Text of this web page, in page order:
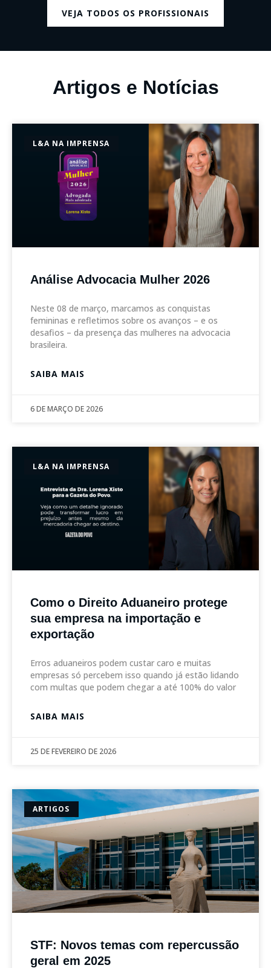
VEJA TODOS OS PROFISSIONAIS
Artigos e Notícias
L&A NA IMPRENSA
Análise Advocacia Mulher 2026
Neste 08 de março, marcamos as conquistas
femininas e refletimos sobre os avanços – e os
desafios – da presença das mulheres na advocacia
brasileira.
SAIBA MAIS
6 DE MARÇO DE 2026
L&A NA IMPRENSA
Como o Direito Aduaneiro protege
sua empresa na importação e
exportação
Erros aduaneiros podem custar caro e muitas
empresas só percebem isso quando já estão lidando
com multas que podem chegar a até 100% do valor
SAIBA MAIS
25 DE FEVEREIRO DE 2026
ARTIGOS
STF: Novos temas com repercussão
geral em 2025